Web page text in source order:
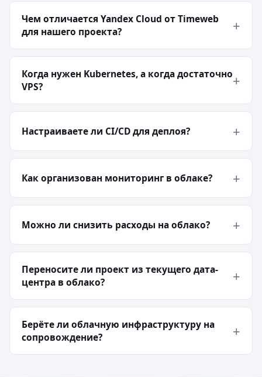
Чем отличается Yandex Cloud от Timeweb
для нашего проекта?
Когда нужен Kubernetes, а когда достаточно
VPS?
Настраиваете ли CI/CD для деплоя?
Как организован мониторинг в облаке?
Можно ли снизить расходы на облако?
Переносите ли проект из текущего дата-
центра в облако?
Берёте ли облачную инфраструктуру на
сопровождение?